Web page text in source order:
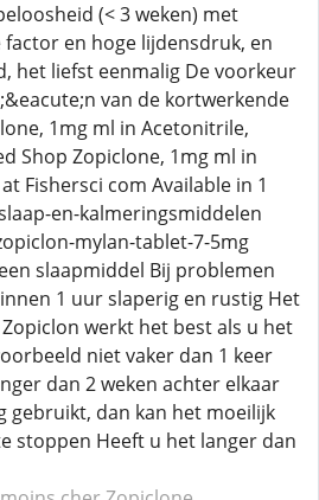
(< 3 weken) met
en hoge lijdensdruk, en
het liefst eenmalig De voorkeur
van de kortwerkende
1mg ml in Acetonitrile,
Shop Zopiclone, 1mg ml in
Fishersci com Available in 1
en-kalmeringsmiddelen
mylan-tablet-7-5mg
slaapmiddel Bij problemen
1 uur slaperig en rustig Het
werkt het best als u het
niet vaker dan 1 keer
dan 2 weken achter elkaar
gebruikt, dan kan het moeilijk
stoppen Heeft u het langer dan